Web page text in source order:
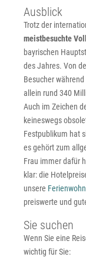
Ausblick
Trotz der
meistbesuchte
bayrischen
des Jahres. Von
Besucher
allein rund 340
Auch im Zeichen
keineswegs
Festpublikum hat
es gehört zum
Frau immer dafür
klar: die
unsere
preiswerte und
Sie suchen
Wenn Sie eine
wichtig für Sie: